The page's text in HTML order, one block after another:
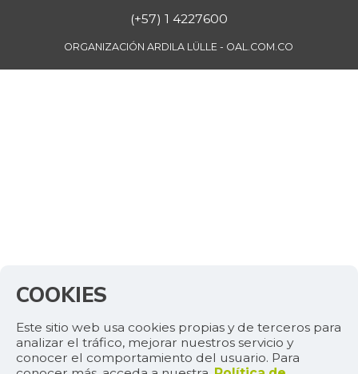
(+57) 1 4227600
ORGANIZACIÓN ARDILA LÜLLE - OAL.COM.CO
COOKIES
Este sitio web usa cookies propias y de terceros para
analizar el tráfico, mejorar nuestros servicio y
conocer el comportamiento del usuario. Para